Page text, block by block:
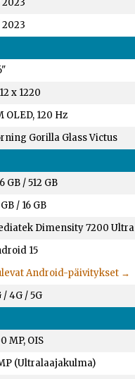
2023
2023
x 1220
OLED, 120 Hz
Gorilla Glass Victus
GB/512 GB
/ 16 GB
Dimensity 7200 Ultra
15
Android-päivitykset →
/ 4G / 5G
MP, OIS
(Ultralaajakulma)